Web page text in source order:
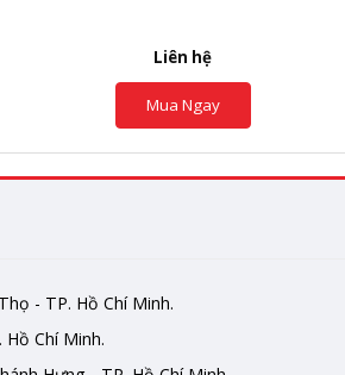
Liên hệ
Mua Ngay
- TP. Hồ Chí Minh.
Chí Minh.